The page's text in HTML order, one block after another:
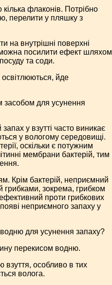
флаконів. Потрібно
перелити у пляшку з
на внутрішні поверхні
посилити ефект шляхом
та соди.
освітлюються, йде
для усунення
у взутті часто виникає
у вологому середовищі.
оскільки є потужним
мембрани бактерій, тим
Крім бактерій, неприємний
зокрема, грибком
проти грибкових
неприємного запаху у
для усунення запаху?
перекисом водню.
взуття, особливо в тих
волога.